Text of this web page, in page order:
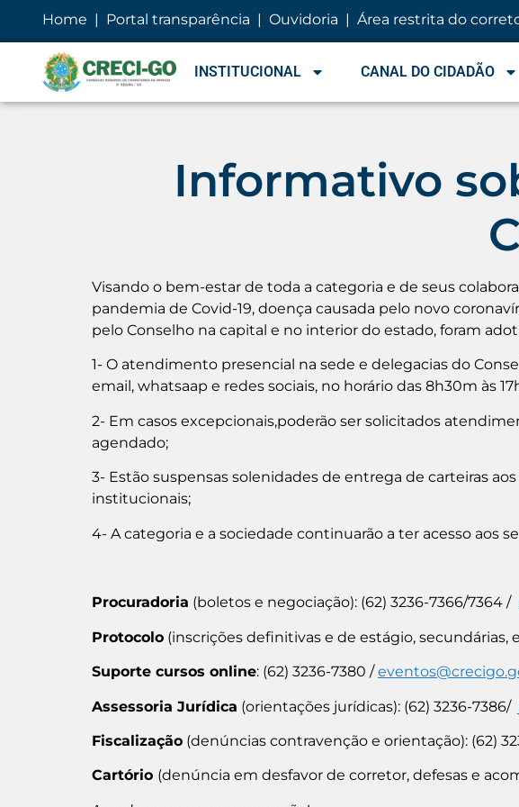
conteúdo
Home | Portal transparência | Ouvidoria | Área restrita do
INSTITUCIONAL CANAL DO CIDADÃO
Informativo
Visando o bem-estar de toda a categoria e de seus
pandemia de Covid-19, doença causada pelo novo
pelo Conselho na capital e no interior do estado, foram
1- O atendimento presencial na sede e delegacias do
email, whatsaap e redes sociais, no horário das 8h30m às
2- Em casos excepcionais,poderão ser solicitados
agendado;
3- Estão suspensas solenidades de entrega de carteiras
institucionais;
4- A categoria e a sociedade continuarão a ter acesso aos
Procuradoria (boletos e negociação): (62) 3236-7366/7364 /
Protocolo (inscrições definitivas e de estágio, secundárias,
Suporte cursos online: (62) 3236-7380 /
Assessoria Jurídica (orientações jurídicas): (62) 3236-7386/
Fiscalização (denúncias contravenção e orientação): (62)
Cartório (denúncia em desfavor de corretor, defesas e